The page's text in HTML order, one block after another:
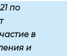
по
в
и